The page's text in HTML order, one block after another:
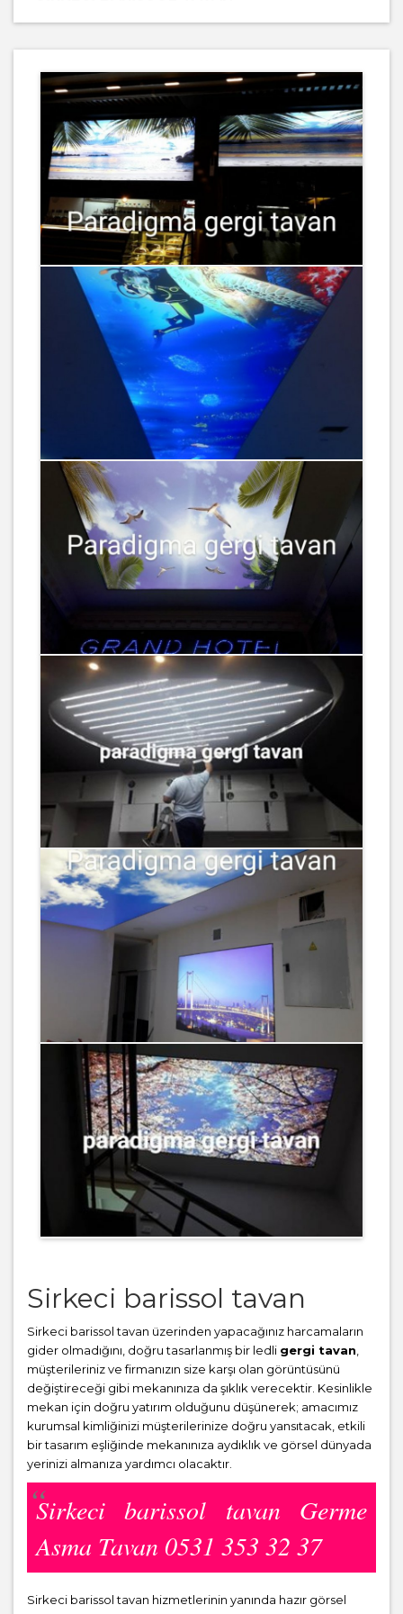
Sirkeci barissol tavan
Sirkeci barissol tavan üzerinden yapacağınız harcamaların
gider olmadığını, doğru tasarlanmış bir ledli gergi tavan
müşterileriniz ve firmanızın size karşı olan görüntüsünü
değiştireceği gibi mekanınıza da şıklık verecektir. Kesinlikle
mekan için doğru yatırım olduğunu düşünerek; amacımız
kurumsal kimliğinizi müşterilerinize doğru yansıtacak, etkili
bir tasarım eşliğinde mekanınıza aydıklık ve görsel dünyada
yerinizi almanıza yardımcı olacaktır.
Sirkeci barissol tavan Germe
Asma Tavan 0531 353 32 37
Sirkeci barissol tavan hizmetlerinin yanında hazır görsel